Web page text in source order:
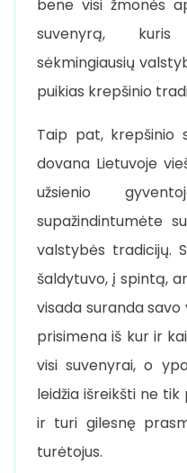
bene visi žmonės
suvenyrą,
sėkmingiausių
puikias krepšinio
Taip pat, krepšinio
dovana Lietuvoje
užsienio
supažindintumėte
valstybės tradicijų.
šaldytuvo, į spintą,
visada suranda savo
prisimena iš kur ir
visi suvenyrai, o
leidžia išreikšti ne
ir turi gilesnę
turėtojus.